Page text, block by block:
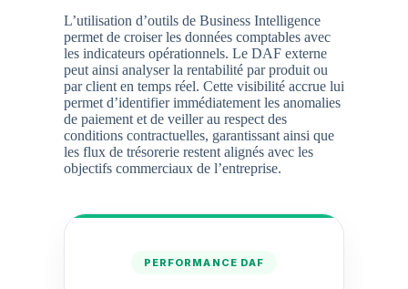
L’utilisation d’outils de Business Intelligence
permet de croiser les données comptables avec
les indicateurs opérationnels. Le DAF externe
peut ainsi analyser la rentabilité par produit ou
par client en temps réel. Cette visibilité accrue lui
permet d’identifier immédiatement les anomalies
de paiement et de veiller au respect des
conditions contractuelles, garantissant ainsi que
les flux de trésorerie restent alignés avec les
objectifs commerciaux de l’entreprise.
PERFORMANCE DAF